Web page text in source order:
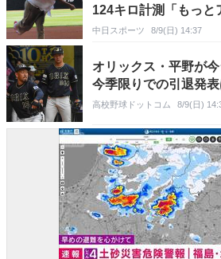
124キロ計測「もっと
かも」
中日スポーツ 8/9(日) 14:37
オリックス・平野が
今季限りでの引退発表
高校野球ドットコム 8/9(日)